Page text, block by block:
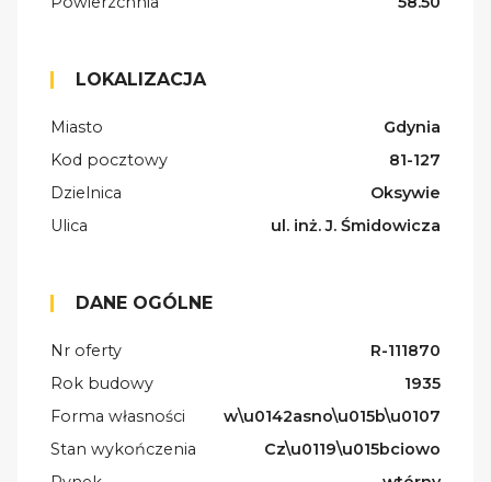
LOKALIZACJA
Miasto
Gdynia
Kod pocztowy
81-127
Dzielnica
Oksywie
Ulica
ul. inż. J. Śmidowicza
DANE OGÓLNE
Nr oferty
R-111870
Rok budowy
1935
Forma własności
w\u0142asno\u015b\u0107
Stan wykończenia
Cz\u0119\u015bciowo